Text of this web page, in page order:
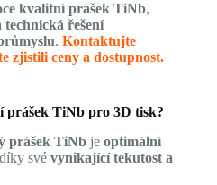
kvalitní prášek TiNb,
technická řešení
. Kontaktujte
zjistili ceny a dostupnost.
prášek TiNb pro 3D tisk?
prášek TiNbje optimální
díky své vynikající tekutost a